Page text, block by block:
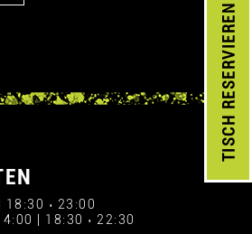
TISCH
RESERVIEREN
18:30 › 23:00
| 18:30 › 22:30